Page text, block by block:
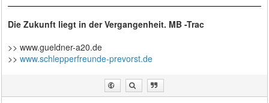
Die Zukunft liegt in der Vergangenheit. MB -Trac
>> www.gueldner-a20.de
>>www.schlepperfreunde-prevorst.de